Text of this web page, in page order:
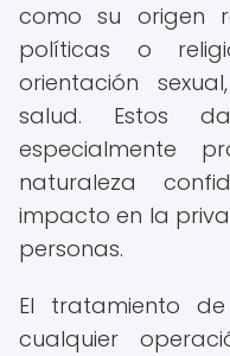
como su origen
políticas o
orientación
salud. Estos
especialmente
naturaleza
impacto en la
personas.
El tratamiento
cualquier